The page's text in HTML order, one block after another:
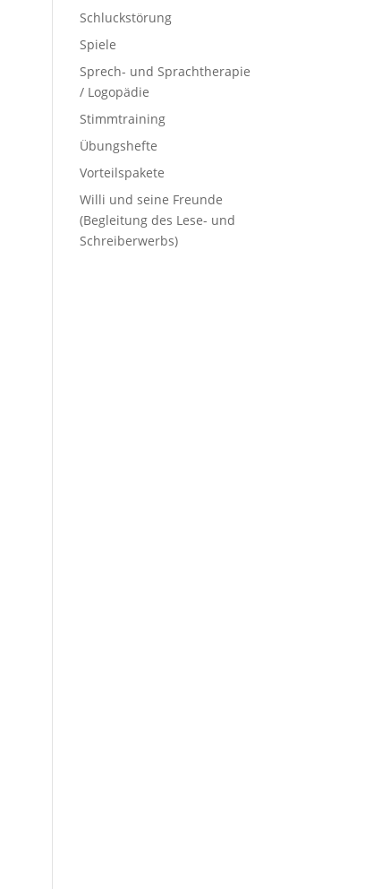
Schluckstörung
Spiele
Sprech- und Sprachtherapie
/ Logopädie
Stimmtraining
Übungshefte
Vorteilspakete
Willi und seine Freunde
(Begleitung des Lese- und
Schreiberwerbs)